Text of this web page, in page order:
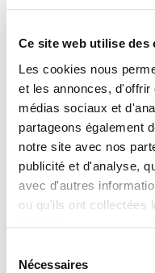
Ce site web utilise des
Les cookies nous
et les annonces,
médias sociaux et
partageons également
notre site avec nos
publicité et d'analyse,
avec d'autres
ou qu'ils ont collectées
déclaration de
Nécessaires
Références.